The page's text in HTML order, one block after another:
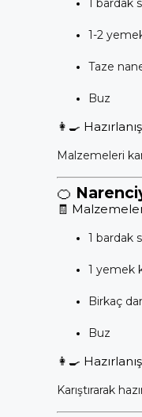
1 bardak
1-2
Taze
Buz
👩‍🍳
Malzemeleri
🍊
🧾
1 bardak
1 yemek
Birkaç
Buz
👩‍🍳
Karıştırarak